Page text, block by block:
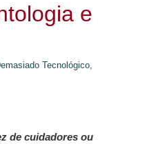
e
Tecnológico,
de cuidadores ou